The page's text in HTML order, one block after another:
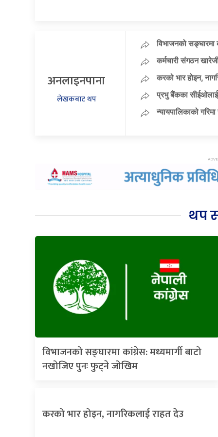
अनलाइनपाना
लेखकबाट थप
विभाजनको सङ्घारमा
कर्मचारी संगठन
करको भार होइन,
प्रभु बैंकका
न्यायपालिकाको
थप
विभाजनको सङ्घारमा कांग्रेस: मध्यमार्गी बाटो
नखोजिए पुनः फुट्ने जोखिम
करको भार होइन, नागरिकलाई राहत देउ